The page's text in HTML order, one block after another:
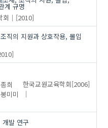
계 규명
회
[2010]
직의 지원과 상호작용, 몰입
희
봉미미
한국교원교육학회[2006]
개발 연구